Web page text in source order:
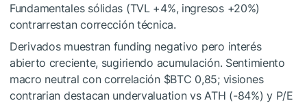
Fundamentales sólidas (TVL +4%, ingresos +20%)
contrarrestan corrección técnica.
Derivados muestran funding negativo pero interés
abierto creciente, sugiriendo acumulación. Sentimiento
macro neutral con correlación $BTC 0,85; visiones
contrarian destacan undervaluation vs ATH (-84%) y P/E